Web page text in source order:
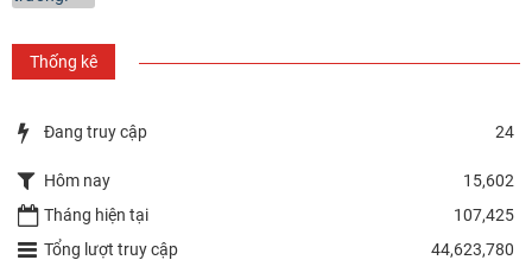
Thống kê
Đang truy cập 24
Hôm nay
15,602
Tháng hiện tại
107,425
Tổng lượt truy cập
44,623,780